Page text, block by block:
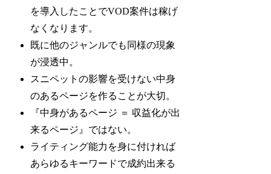
を導入したことでVOD案件は稼げ
なくなります。
既に他のジャンルでも同様の現象
が浸透中。
スニペットの影響を受けない中身
のあるページを作ることが大切。
『中身があるページ ＝ 収益化が出
来るページ』ではない。
ライティング能力を身に付ければ
あらゆるキーワードで成約出来る